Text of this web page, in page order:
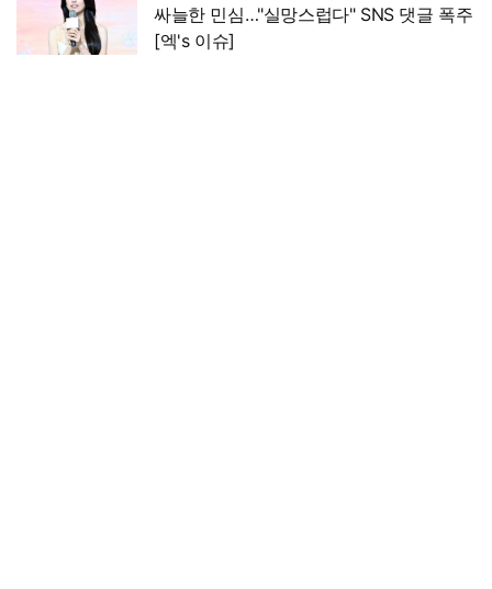
싸늘한 민심…"실망스럽다" SNS 댓글 폭주
[엑's 이슈]